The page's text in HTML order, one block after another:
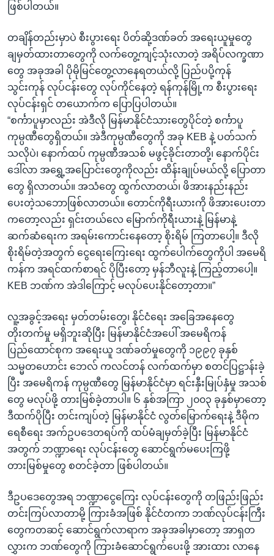
ဖြစ်ပါတယ်။
တချိန်တည်းမှာပဲ စီးပွားရေး ပိတ်ဆို့ဒဏ်ခတ် အရေးယူမှုတွေ
ချမှတ်ထားတာတွေကို လက်တွေ့ကျင့်သုံးလာတဲ့ အရိပ်လက္ခဏာ
တွေ အခုအခါ ပိုမိုမြင်တွေ့လာနေရတယ်လို့ ပြည်ပပို့ကုန်
သွင်းကုန် လုပ်ငန်းတွေ လုပ်ကိုင်နေတဲ့ ရန်ကုန်မြို့က စီးပွားရေး
လုပ်ငန်းရှင် တယောက်က ပြောပြပါတယ်။
“စင်္ကာပူမှာလည်း အဲဒီလို မြန်မာနိုင်ငံသားတွေပိုင်တဲ့ စင်္ကာပူ
ကုမ္ပဏီတွေရှိတယ်။ အဲဒီကုမ္ပဏီတွေကို အခု KEB နဲ့ ပတ်သက်
သလိုပဲ၊ နောက်ထပ် ကုမ္ပဏီအသစ် မဖွင့်ခိုင်းတာတို့၊ နောက်ပိုင်း
ဒေါ်လာ အရွှေ့အပြောင်းတွေကိုလည်း ထိန်းချုပ်မယ်လို့ ပြောတာ
တွေ ရှိလာတယ်။ အသံတွေ ထွက်လာတယ်၊ ဖိအားနည်းနည်း
ပေးတဲ့သဘောဖြစ်လာတယ်။ တောင်ကိုရီးယားကို ဖိအားပေးတာ
ကတော့လည်း ရှင်းတယ်လေ မြောက်ကိုရီးယားနဲ့ မြန်မာနဲ့
ဆက်ဆံရေးက အရမ်းကောင်းနေတော့ စိုးရိမ် ကြတာပေါ့။ ဒီလို
စိုးရိမ်တဲ့အတွက် ငွေရေးကြေးရေး ထွက်ပေါက်တွေကိုပါ အမေရိ
ကန်က အရင်ထက်စာရင် ပိုပြီးတော့ မှန်ဘီလူးနဲ့ ကြည့်တာပေါ့။
KEB ဘဏ်က အဲဒါကြောင့် မလုပ်ပေးနိုင်တော့တာ။”
လူ့အခွင့်အရေး မှတ်တမ်းတွေ၊ နိုင်ငံရေး အခြေအနေတွေ
တိုးတက်မှု မရှိဘူးဆိုပြီး မြန်မာနိုင်ငံအပေါ် အမေရိကန်
ပြည်ထောင်စုက အရေးယူ ဒဏ်ခတ်မှုတွေကို ၁၉၉၇ ခုနှစ်
သမ္မတဟောင်း ဘေလ် ကလင်တန် လက်ထက်မှာ စတင်ပြဋ္ဌာန်းခဲ့
ပြီး အမေရိကန် ကုမ္ပဏီတွေ မြန်မာနိုင်ငံမှာ ရင်းနှီးမြုပ်နှံမှု အသစ်
တွေ မလုပ်ဖို့ တားမြစ်ခဲ့တာပါ။ ၆ နှစ်အကြာ ၂၀၀၃ ခုနှစ်မှာတော့
ဒီထက်ပိုပြီး တင်းကျပ်တဲ့ မြန်မာနိုင်ငံ လွတ်မြောက်ရေးနဲ့ ဒီမိုက
ရေစီရေး အက်ဥပဒေတရပ်ကို ထပ်မံချမှတ်ခဲ့ပြီး မြန်မာနိုင်ငံ
အတွက် ဘဏ္ဍာရေး လုပ်ငန်းတွေ ဆောင်ရွက်မပေးကြဖို့
တားမြစ်မှုတွေ စတင်ခဲ့တာ ဖြစ်ပါတယ်။
ဒီဥပဒေတွေအရ ဘဏ္ဍာငွေကြေး လုပ်ငန်းတွေကို တဖြည်းဖြည်း
တင်းကြပ်လာတာမို့ ကြားခံအဖြစ် နိုင်ငံတကာ ဘဏ်လုပ်ငန်းကြီး
တွေကတဆင့် ဆောင်ရွက်လာရာက အခုအခါမှာတော့ အာရှတ
လွှားက ဘဏ်တွေကို ကြားခံဆောင်ရွက်ပေးဖို့ အားထား လာနေ